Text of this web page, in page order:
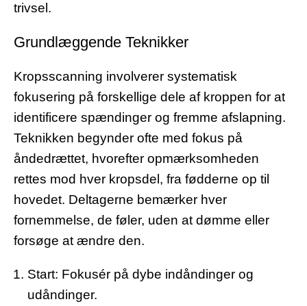
trivsel.
Grundlæggende Teknikker
Kropsscanning involverer systematisk
fokusering på forskellige dele af kroppen for at
identificere spændinger og fremme afslapning.
Teknikken begynder ofte med fokus på
åndedrættet, hvorefter opmærksomheden
rettes mod hver kropsdel, fra fødderne op til
hovedet. Deltagerne bemærker hver
fornemmelse, de føler, uden at dømme eller
forsøge at ændre den.
Start: Fokusér på dybe indåndinger og
udåndinger.